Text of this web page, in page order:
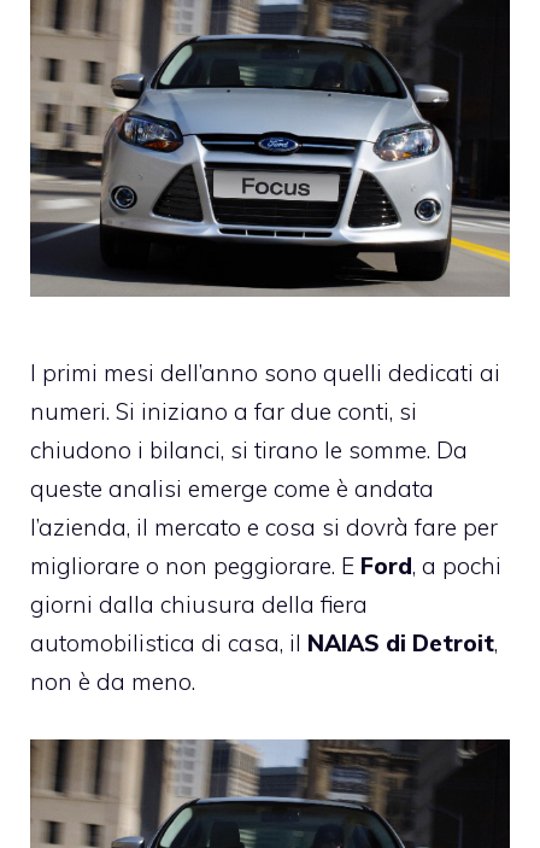
I primi mesi dell’anno sono quelli dedicati ai
numeri. Si iniziano a far due conti, si
chiudono i bilanci, si tirano le somme. Da
queste analisi emerge come è andata
l’azienda, il mercato e cosa si dovrà fare per
migliorare o non peggiorare. E Ford, a pochi
giorni dalla chiusura della fiera
automobilistica di casa, il NAIAS di Detroit,
non è da meno.